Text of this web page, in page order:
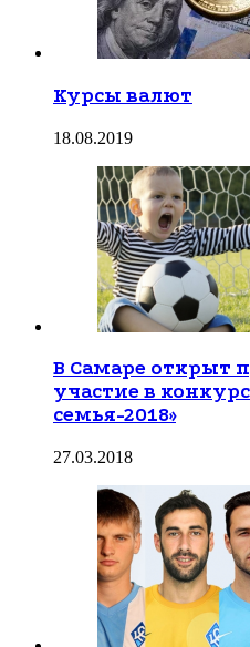
Курсы валют
18.08.2019
В Самаре открыт
участие в
семья-2018»
27.03.2018